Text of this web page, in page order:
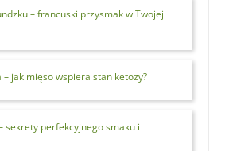
– francuski przysmak w Twojej
jak mięso wspiera stan ketozy?
sekrety perfekcyjnego smaku i